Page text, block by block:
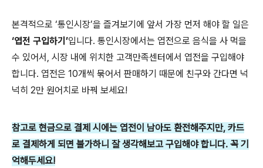
본격적으로 ‘통인시장’을 즐겨보기에 앞서 가장 먼저 해야 할 일은
‘엽전 구입하기’입니다. 통인시장에서는 엽전으로 음식을 사 먹을
수 있어서, 시장 내에 위치한 고객만족센터에서 엽전을 구입해야
합니다. 엽전은 10개씩 묶어서 판매하기 때문에 친구와 간다면 넉
넉히 2만 원어치로 바꿔 보세요!
참고로 현금으로 결제 시에는 엽전이 남아도 환전해주지만, 카드
로 결제하게 되면 불가하니 잘 생각해보고 구입해야 합니다. 꼭 기
억해두세요!